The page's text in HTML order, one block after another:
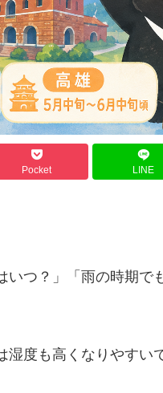
Pocket LINE
つ？」「雨の時期で
度も高くなりやすい